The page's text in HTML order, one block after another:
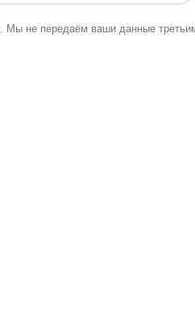
Мы не передаём ваши данные